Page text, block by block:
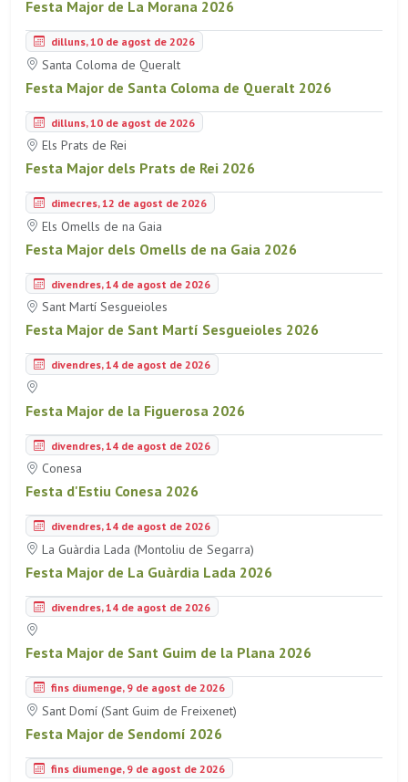
Festa Major de La Morana 2026
dilluns, 10 de agost de 2026
Santa Coloma de Queralt
Festa Major de Santa Coloma de Queralt 2026
dilluns, 10 de agost de 2026
Els Prats de Rei
Festa Major dels Prats de Rei 2026
dimecres, 12 de agost de 2026
Els Omells de na Gaia
Festa Major dels Omells de na Gaia 2026
divendres, 14 de agost de 2026
Sant Martí Sesgueioles
Festa Major de Sant Martí Sesgueioles 2026
divendres, 14 de agost de 2026
Festa Major de la Figuerosa 2026
divendres, 14 de agost de 2026
Conesa
Festa d'Estiu Conesa 2026
divendres, 14 de agost de 2026
La Guàrdia Lada (Montoliu de Segarra)
Festa Major de La Guàrdia Lada 2026
divendres, 14 de agost de 2026
Festa Major de Sant Guim de la Plana 2026
fins diumenge, 9 de agost de 2026
Sant Domí (Sant Guim de Freixenet)
Festa Major de Sendomí 2026
fins diumenge, 9 de agost de 2026